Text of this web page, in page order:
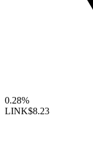
0.28%
LINK$8.23